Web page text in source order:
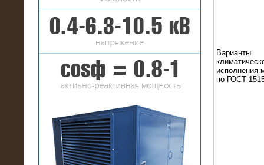
17.10.2016
Резистивный высоковольтный
нагрузочный модуль 5 МВт
(напряжение 6/10 кВ)
Варианты
исполнения
по ГОСТ